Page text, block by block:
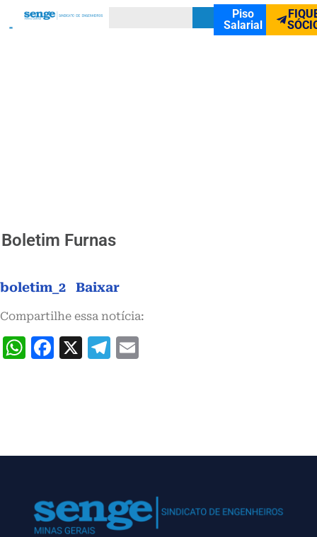
Piso
Salarial
Boletim Furnas
boletim_2 Baixar
Compartilhe essa notícia:
WhatsApp
Facebook
X Telegram